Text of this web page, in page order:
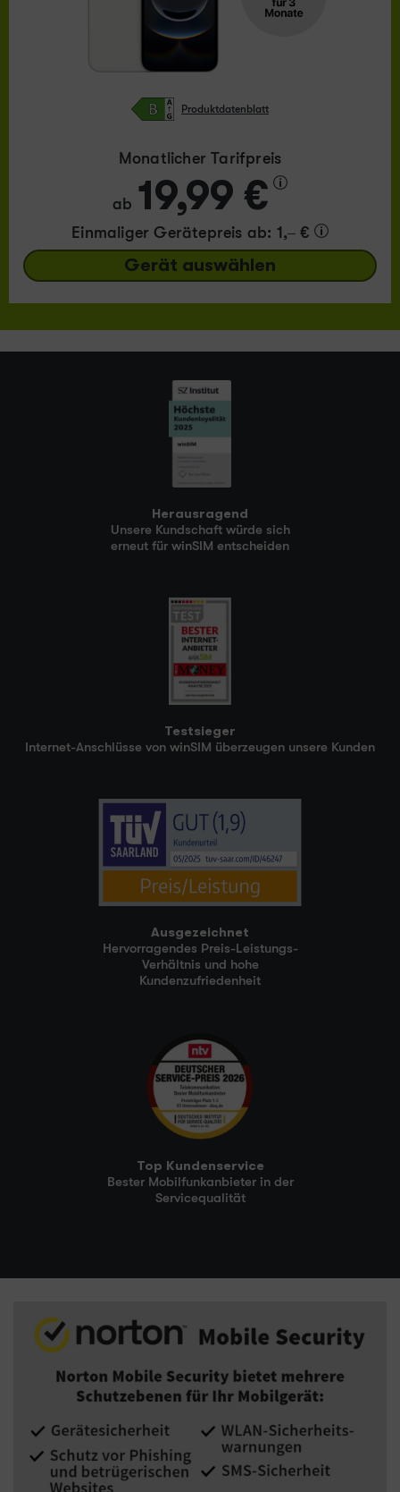
Produktdatenblatt
Monatlicher Tarifpreis
ab 19,99 €
Einmaliger Gerätepreis ab: 1,– €
Gerät auswählen
Herausragend
Unsere Kundschaft würde sich
erneut für winSIM entscheiden
Testsieger
Internet-Anschlüsse von winSIM überzeugen unsere Kunden
Ausgezeichnet
Hervorragendes Preis-Leistungs-
Verhältnis und hohe
Kundenzufriedenheit
Top Kundenservice
Bester Mobilfunkanbieter in der
Servicequalität